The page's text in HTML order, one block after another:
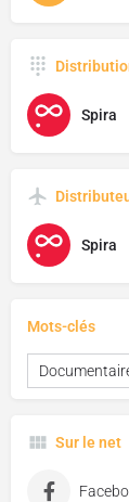
Spira
Spira
Mots-clés
Sur le net